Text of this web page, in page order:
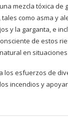
mezcla tóxica
como asma y
y la garganta, e
de estos
en situaciones
los esfuerzos de
incendios y